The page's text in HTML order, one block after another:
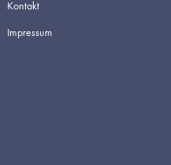
Kontakt
Impressum